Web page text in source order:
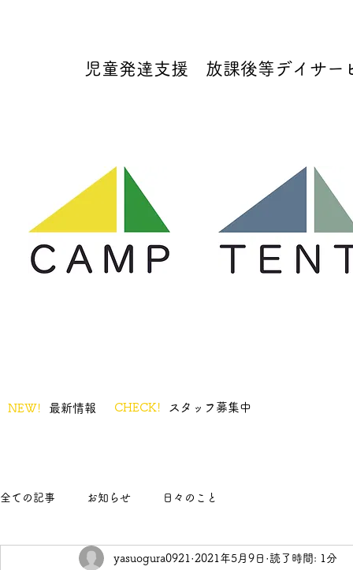
児童発達支援 放課後等デイサ
NEW! 最新情報 CHECK! スタッフ募集中
全ての記事 お知らせ 日々のこと
yasuogura0921 2021年5月9日 読了時間: 1分